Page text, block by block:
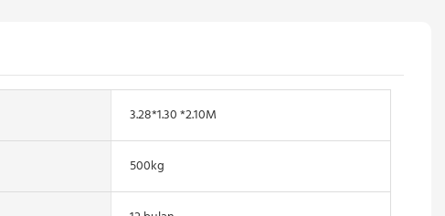
3.28*1.30 *2.10M
500kg